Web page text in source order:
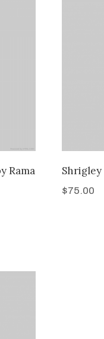
Rama
$75.00